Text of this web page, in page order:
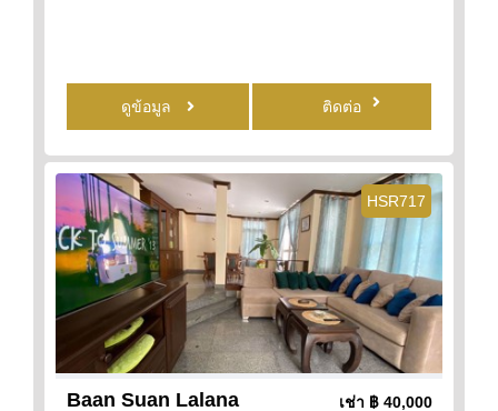
ดูข้อมูล ติดต่อ
HSR717
Baan Suan Lalana เช่า ฿ 40,000